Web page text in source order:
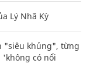
Lý Nhã Kỳ
"siêu khủng", từng
'không có nổi